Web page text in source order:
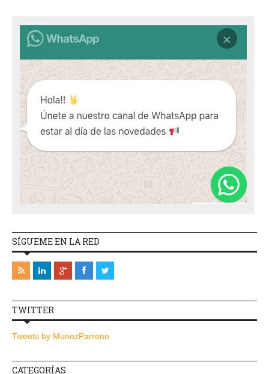
SÍGUEME EN LA RED
TWITTER
Tweets by MunozParreno
CATEGORÍAS